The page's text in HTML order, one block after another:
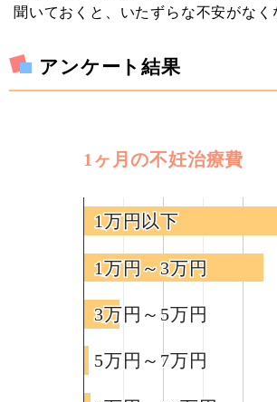
聞いておくと、いたずらな不安がなく
アンケート結果
1ヶ月の不妊治療費
1万円以下
1万円以下
1万円～3万円
1万円～3万円
3万円～5万円
3万円～5万円
5万円～7万円
5万円～7万円